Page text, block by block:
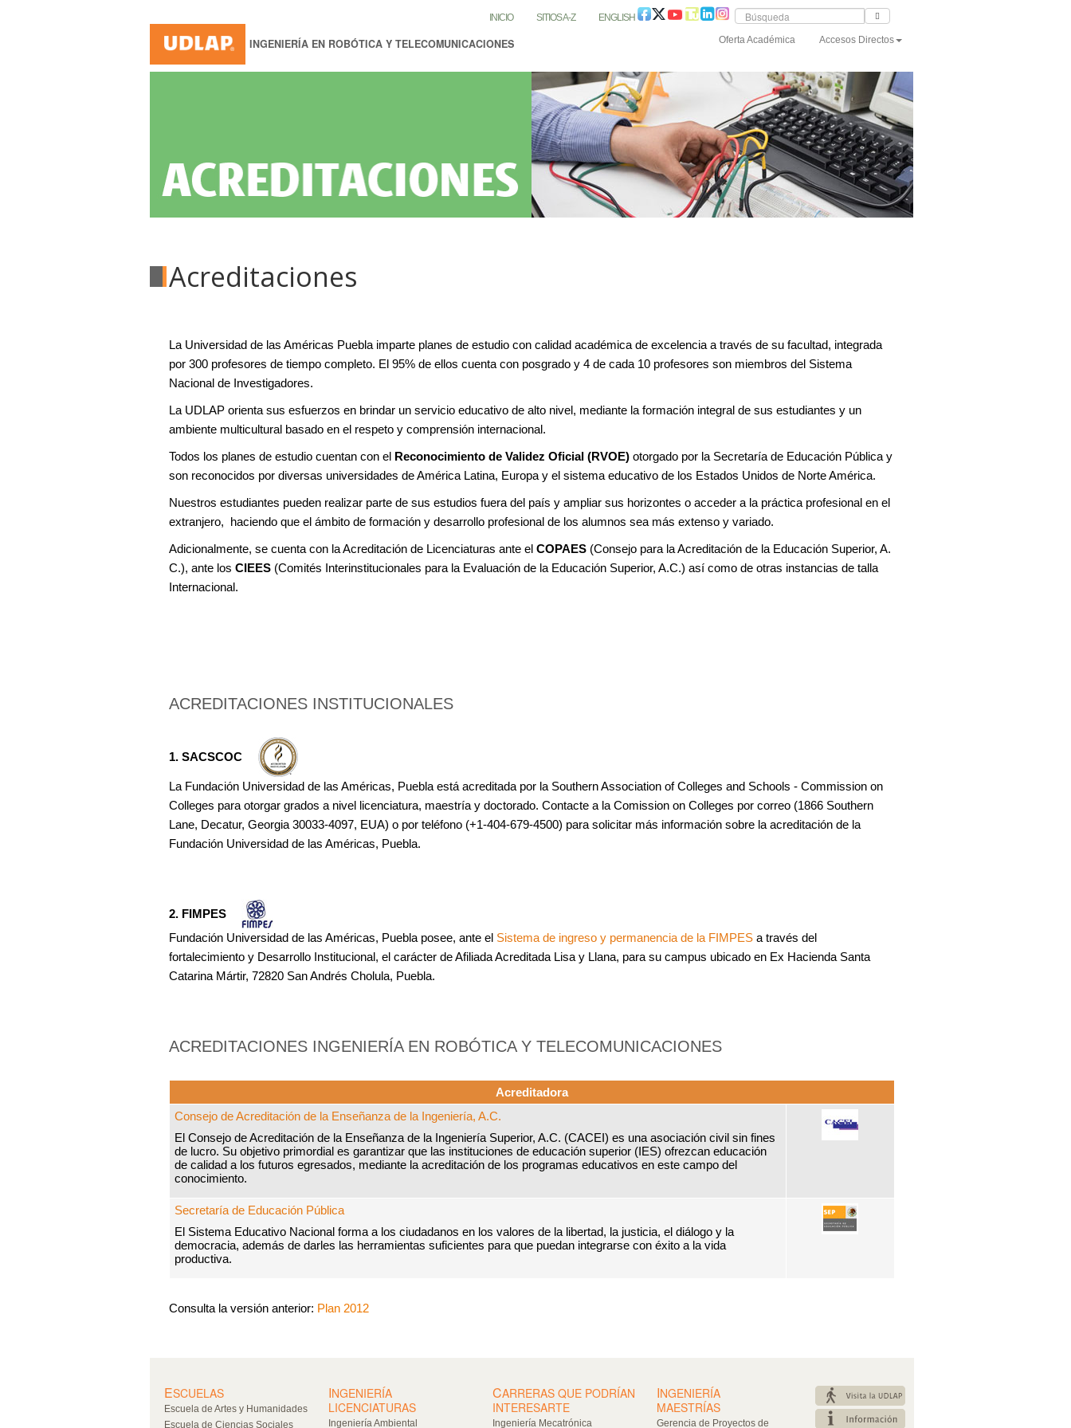
INICIO SITIOS A-Z ENGLISH
INGENIERÍA EN ROBÓTICA Y TELECOMUNICACIONES Oferta Académica Accesos Directos
Acreditaciones
La Universidad de las Américas Puebla imparte planes de estudio con calidad académica de excelencia a través de su facultad, integrada
por 300 profesores de tiempo completo. El 95% de ellos cuenta con posgrado y 4 de cada 10 profesores son miembros del Sistema
Nacional de Investigadores.
La UDLAP orienta sus esfuerzos en brindar un servicio educativo de alto nivel, mediante la formación integral de sus estudiantes y un
ambiente multicultural basado en el respeto y comprensión internacional.
Todos los planes de estudio cuentan con el Reconocimiento de Validez Oficial (RVOE)otorgado por la Secretaría de Educación Pública y
son reconocidos por diversas universidades de América Latina, Europa y el sistema educativo de los Estados Unidos de Norte América.
Nuestros estudiantes pueden realizar parte de sus estudios fuera del país y ampliar sus horizontes o acceder a la práctica profesional en el
extranjero, haciendo que el ámbito de formación y desarrollo profesional de los alumnos sea más extenso y variado.
Adicionalmente, se cuenta con la Acreditación de Licenciaturas ante el COPAES(Consejo para la Acreditación de la Educación Superior, A.
C.), ante los CIEES (Comités Interinstitucionales para la Evaluación de la Educación Superior, A.C.) así como de otras instancias de talla
Internacional.
ACREDITACIONES INSTITUCIONALES
1. SACSCOC
La Fundación Universidad de las Américas, Puebla está acreditada por la Southern Association of Colleges and Schools - Commission on
Colleges para otorgar grados a nivel licenciatura, maestría y doctorado. Contacte a la Comission on Colleges por correo (1866 Southern
Lane, Decatur, Georgia 30033-4097, EUA) o por teléfono (+1-404-679-4500) para solicitar más información sobre la acreditación de la
Fundación Universidad de las Américas, Puebla.
2. FIMPES
Fundación Universidad de las Américas, Puebla posee, ante el Sistema de ingreso y permanencia de la FIMPESa través del
fortalecimiento y Desarrollo Institucional, el carácter de Afiliada Acreditada Lisa y Llana, para su campus ubicado en Ex Hacienda Santa
Catarina Mártir, 72820 San Andrés Cholula, Puebla.
ACREDITACIONES INGENIERÍA EN ROBÓTICA Y TELECOMUNICACIONES
Acreditadora
Consejo de Acreditación de la Enseñanza de la Ingeniería, A.C.
El Consejo de Acreditación de la Enseñanza de la Ingeniería Superior, A.C. (CACEI) es una asociación civil sin fines
de lucro. Su objetivo primordial es garantizar que las instituciones de educación superior (IES) ofrezcan educación
de calidad a los futuros egresados, mediante la acreditación de los programas educativos en este campo del
conocimiento.
Secretaría de Educación Pública
El Sistema Educativo Nacional forma a los ciudadanos en los valores de la libertad, la justicia, el diálogo y la
democracia, además de darles las herramientas suficientes para que puedan integrarse con éxito a la vida
productiva.
Consulta la versión anterior: Plan 2012
ESCUELAS
Escuela de Artes y Humanidades
Escuela de Ciencias Sociales
INGENIERÍA
LICENCIATURAS
Ingeniería Ambiental
CARRERAS QUE PODRÍAN
INTERESARTE
Ingeniería Mecatrónica
INGENIERÍA
MAESTRÍAS
Gerencia de Proyectos de